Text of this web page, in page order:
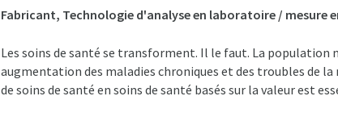
Fabricant, Technologie d'analyse en laboratoire / mesure
Les soins de santé se transforment. Il le faut. La population
augmentation des maladies chroniques et des troubles de
de soins de santé en soins de santé basés sur la valeur est